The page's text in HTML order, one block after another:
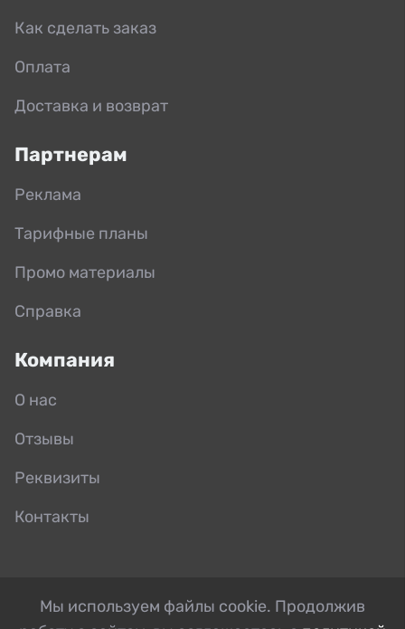
Как сделать заказ
Оплата
Доставка и возврат
Партнерам
Реклама
Тарифные планы
Промо материалы
Справка
Компания
О нас
Отзывы
Реквизиты
Контакты
Мы используем файлы cookie. Продолжив